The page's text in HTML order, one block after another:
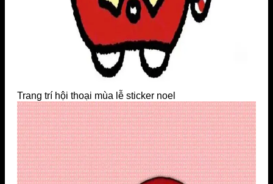
Trang trí hội thoại mùa lễ sticker noel